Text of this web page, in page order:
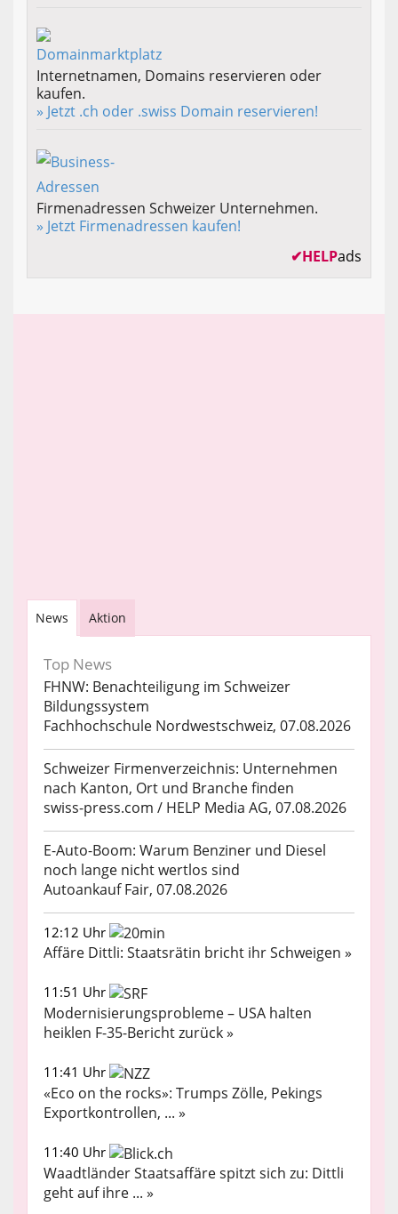
Internetnamen, Domains reservieren oder
kaufen.
» Jetzt .ch oder .swiss Domain reservieren!
Firmenadressen Schweizer Unternehmen.
» Jetzt Firmenadressen kaufen!
✔HELPads
News Aktion
Top News
FHNW: Benachteiligung im Schweizer
Bildungssystem
Fachhochschule Nordwestschweiz, 07.08.2026
Schweizer Firmenverzeichnis: Unternehmen
nach Kanton, Ort und Branche finden
swiss-press.com / HELP Media AG, 07.08.2026
E-Auto-Boom: Warum Benziner und Diesel
noch lange nicht wertlos sind
Autoankauf Fair, 07.08.2026
12:12 Uhr
Affäre Dittli: Staatsrätin bricht ihr Schweigen »
11:51 Uhr
Modernisierungsprobleme – USA halten
heiklen F-35-Bericht zurück »
11:41 Uhr
«Eco on the rocks»: Trumps Zölle, Pekings
Exportkontrollen, ... »
11:40 Uhr
Waadtländer Staatsaffäre spitzt sich zu: Dittli
geht auf ihre ... »